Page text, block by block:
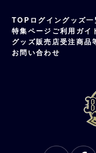
プレイ可能期間
お手元に届き次第
TOP ログイングッズ一
特集ページ ご利用ガイ
グッズ販売店受注商品
お問い合わせ